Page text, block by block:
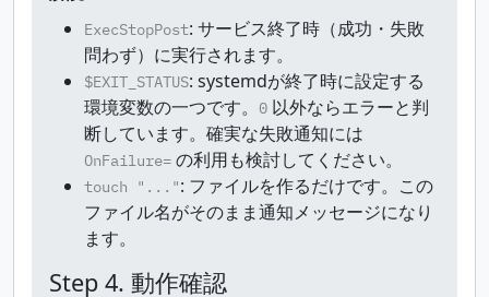
ExecStopPost: サービス終了時（成功・失敗
問わず）に実行されます。
$EXIT_STATUS: systemdが終了時に設定する
環境変数の一つです。
0 以外ならエラーと判
断しています。確実な失敗通知には
OnFailure= の利用も検討してください。
touch "...": ファイルを作るだけです。この
ファイル名がそのまま通知メッセージになり
ます。
Step 4. 動作確認